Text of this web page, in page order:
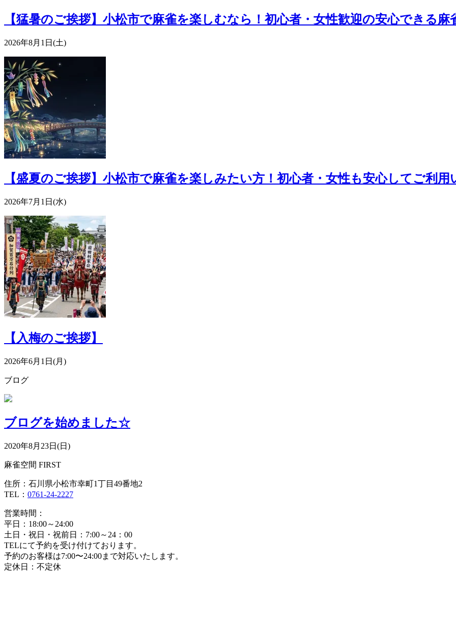
【猛暑のご挨拶】小松市で麻雀を楽しむなら！初心者・女性歓迎の安心できる麻
2026年8月1日(土)
【盛夏のご挨拶】小松市で麻雀を楽しみたい方！初心者・女性も安心してご利
2026年7月1日(水)
【入梅のご挨拶】
2026年6月1日(月)
ブログ
ブログを始めました☆
2020年8月23日(日)
麻雀空間 FIRST
住所：石川県小松市幸町1丁目49番地2
TEL： 0761-24-2227
営業時間：
平日：18:00～24:00
土日・祝日・祝前日：7:00～24：00
TELにて予約を受け付けております。
予約のお客様は7:00〜24:00まで対応いたします。
定休日：不定休